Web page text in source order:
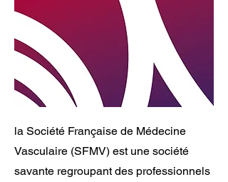
la Société Française de Médecine
Vasculaire (SFMV) est une société
savante regroupant des professionnels